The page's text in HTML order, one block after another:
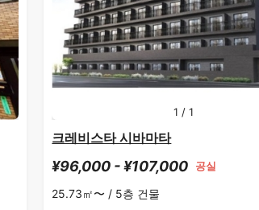
1 / 1
크레비스타 시바마타
¥96,000 - ¥107,000 공실
25.73㎡〜 / 5층 건물